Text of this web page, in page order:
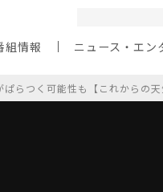
組情報 ニュース・エン
らつく可能性も【これからの